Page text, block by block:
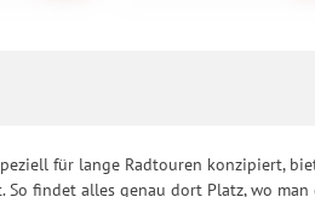
für lange Radtouren konzipiert,
So findet alles genau dort Platz, wo